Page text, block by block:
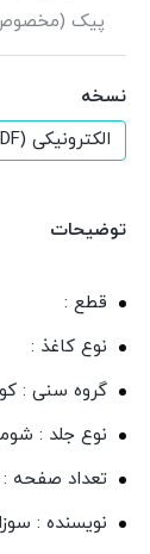
پیک
نسخه
الکترونیکی (PDF)
توضیحات
قطع :
نوع کاغذ :
گروه سنی :
نوع جلد :
تعداد صفحه : 32
نویسنده :